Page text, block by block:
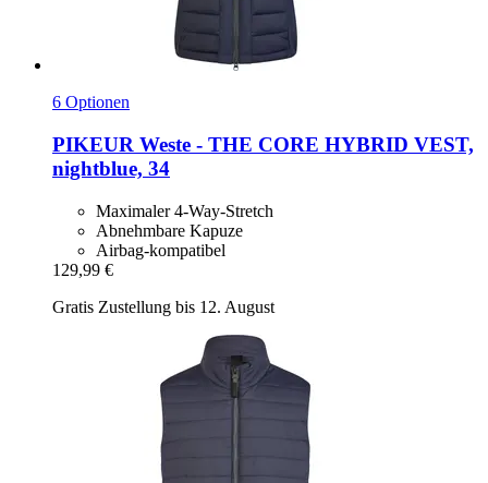
6 Optionen
PIKEUR Weste -​ THE CORE HYBRID VEST,
nightblue, 34
Maximaler 4-Way-Stretch
Abnehmbare Kapuze
Airbag-kompatibel
129,99 €
Gratis Zustellung bis 12. August